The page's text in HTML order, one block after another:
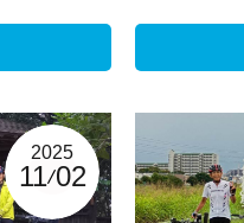
2025
11 02